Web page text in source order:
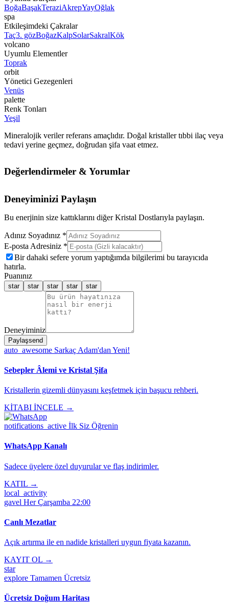
BoğaBaşakTeraziAkrepYayOğlak
spa
Etkileşimdeki Çakralar
Taç3. gözBoğazKalpSolarSakralKök
volcano
Uyumlu Elementler
Toprak
orbit
Yönetici Gezegenleri
Venüs
palette
Renk Tonları
Yeşil
Mineralojik veriler referans amaçlıdır. Doğal kristaller tıbbi ilaç veya
tedavi yerine geçmez, doğrudan şifa vaat etmez.
Değerlendirmeler & Yorumlar
Deneyiminizi Paylaşın
Bu enerjinin size kattıklarını diğer Kristal Dostlarıyla paylaşın.
Adınız Soyadınız *
E-posta Adresiniz *
Bir dahaki sefere yorum yaptığımda bilgilerimi bu tarayıcıda
hatırla.
Puanınız
star star star star star
Deneyiminiz
Paylaşsend
auto_awesome Sarkaç Adam'dan Yeni!
Sebepler Âlemi ve Kristal Şifa
Kristallerin gizemli dünyasını keşfetmek için başucu rehberi.
KİTABI İNCELE →
notifications_active İlk Siz Öğrenin
WhatsApp Kanalı
Sadece üyelere özel duyurular ve flaş indirimler.
KATIL →
local_activity
gavel Her Çarşamba 22:00
Canlı Mezatlar
Açık artırma ile en nadide kristalleri uygun fiyata kazanın.
KAYIT OL →
star
explore Tamamen Ücretsiz
Ücretsiz Doğum Haritası